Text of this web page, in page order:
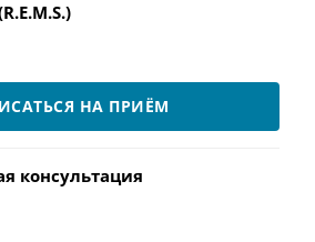
НА ПРИЁМ
консультация